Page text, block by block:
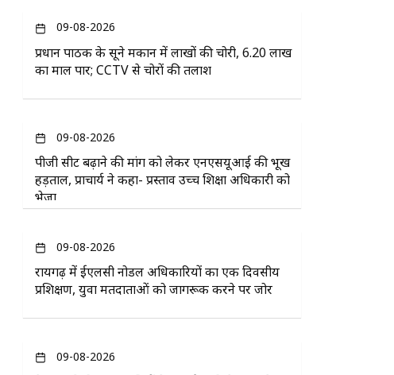
09-08-2026
प्रधान पाठक के सूने मकान में लाखों की चोरी, 6.20 लाख
का माल पार; CCTV से चोरों की तलाश
09-08-2026
पीजी सीट बढ़ाने की मांग को लेकर एनएसयूआई की भूख
हड़ताल, प्राचार्य ने कहा- प्रस्ताव उच्च शिक्षा अधिकारी को
भेजा
09-08-2026
रायगढ़ में ईएलसी नोडल अधिकारियों का एक दिवसीय
प्रशिक्षण, युवा मतदाताओं को जागरूक करने पर जोर
09-08-2026